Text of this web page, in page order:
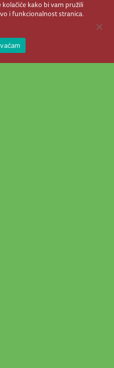
kako bi vam pružili
i funkcionalnost stranica.